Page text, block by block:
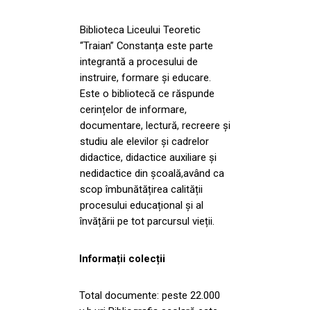
Biblioteca Liceului Teoretic
“Traian” Constanța este parte
integrantă a procesului de
instruire, formare și educare.
Este o bibliotecă ce răspunde
cerințelor de informare,
documentare, lectură, recreere și
studiu ale elevilor și cadrelor
didactice, didactice auxiliare și
nedidactice din școală,având ca
scop îmbunătățirea calității
procesului educațional și al
învățării pe tot parcursul vieții.
Informații colecții
Total documente: peste 22.000